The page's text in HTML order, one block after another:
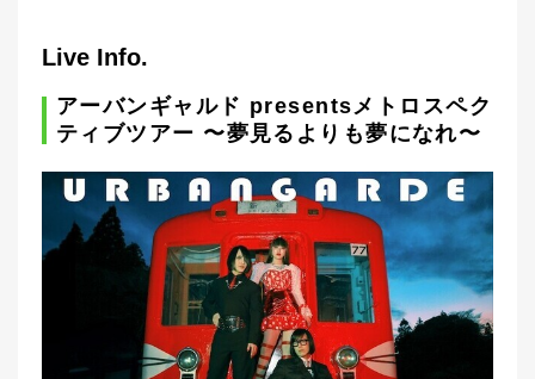
Live Info.
アーバンギャルド presentsメトロスペク
ティブツアー 〜夢見るよりも夢になれ〜